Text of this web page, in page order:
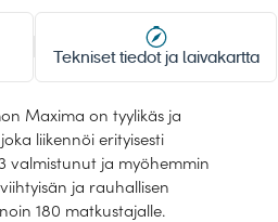
Oosterdam
Marella Discovery
Marella Explorer
Maxima on tyylikäs ja
liikennöi erityisesti
valmistunut ja myöhemmin
ja rauhallisen
180 matkustajalle.
Tekniset tiedot ja laivakartta